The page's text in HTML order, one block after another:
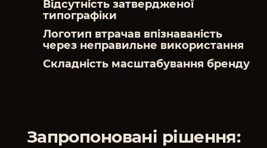
Відсутність затвердженої
типографіки
Логотип втрачав впізнаваність
через неправильне використання
Складність масштабування бренду
Запропоновані рішення: